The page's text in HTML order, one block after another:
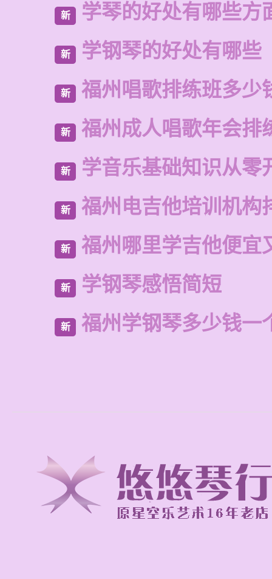
新 学琴的好处有哪些方
新 学钢琴的好处有哪些
新 福州唱歌排练班多少
新 福州成人唱歌年会排
新 学音乐基础知识从零
新 福州电吉他培训机构
新 福州哪里学吉他便宜
新 学钢琴感悟简短
新 福州学钢琴多少钱一